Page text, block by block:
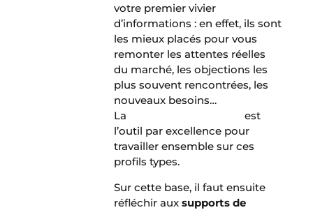
votre premier vivier
d’informations : en effet, ils sont
les mieux placés pour vous
remonter les attentes réelles
du marché, les objections les
plus souvent rencontrées, les
nouveaux besoins…
La
est
l’outil par excellence pour
travailler ensemble sur ces
profils types.
Sur cette base, il faut ensuite
réfléchir auxsupports de